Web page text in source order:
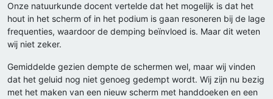
Onze natuurkunde docent vertelde dat het mogelijk is dat het
hout in het scherm of in het podium is gaan resoneren bij de lage
frequenties, waardoor de demping beïnvloed is. Maar dit weten
wij niet zeker.
Gemiddelde gezien dempte de schermen wel, maar wij vinden
dat het geluid nog niet genoeg gedempt wordt. Wij zijn nu bezig
met het maken van een nieuw scherm met handdoeken en een